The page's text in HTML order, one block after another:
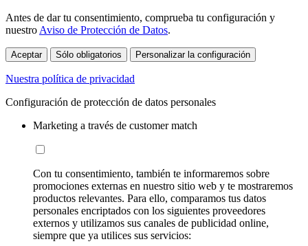
Antes de dar tu consentimiento, comprueba tu configuración y
nuestro Aviso de Protección de Datos.
Aceptar Sólo obligatorios Personalizar la configuración
Nuestra política de privacidad
Configuración de protección de datos personales
Marketing a través de customer match
Con tu consentimiento, también te informaremos sobre
promociones externas en nuestro sitio web y te mostraremos
productos relevantes. Para ello, comparamos tus datos
personales encriptados con los siguientes proveedores
externos y utilizamos sus canales de publicidad online,
siempre que ya utilices sus servicios: